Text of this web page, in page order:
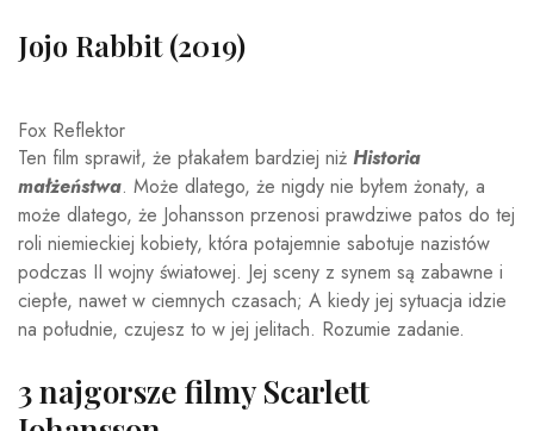
Jojo Rabbit (2019)
Fox Reflektor
Ten film sprawił, że płakałem bardziej niż Historia
małżeństwa. Może dlatego, że nigdy nie byłem żonaty, a
może dlatego, że Johansson przenosi prawdziwe patos do tej
roli niemieckiej kobiety, która potajemnie sabotuje nazistów
podczas II wojny światowej. Jej sceny z synem są zabawne i
ciepłe, nawet w ciemnych czasach; A kiedy jej sytuacja idzie
na południe, czujesz to w jej jelitach. Rozumie zadanie.
3 najgorsze filmy Scarlett